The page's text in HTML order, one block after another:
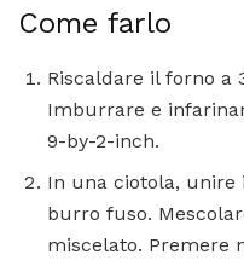
Come farlo
Riscaldare il forno a
Imburrare e
9-by-2-inch.
In una ciotola, unire
burro fuso.
miscelato. Premere